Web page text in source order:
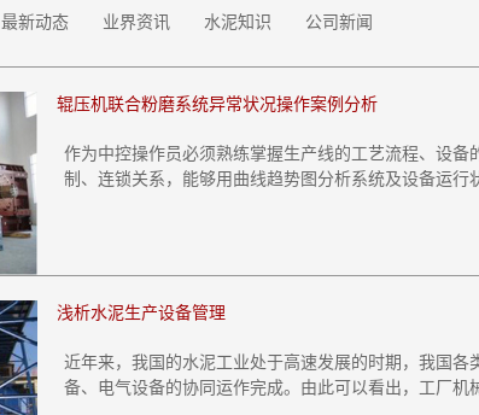
最新动态 业界资讯 水泥知识 公司新闻
辊压机联合粉磨系统异常状况操作案例分析
作为中控操作员必须熟练掌握生产线的工艺流程、设
制、连锁关系，能够用曲线趋势图分析系统及设备运行
浅析水泥生产设备管理
近年来，我国的水泥工业处于高速发展的时期，我国
备、电气设备的协同运作完成。由此可以看出，工厂机